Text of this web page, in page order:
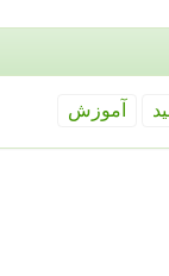
آموزش